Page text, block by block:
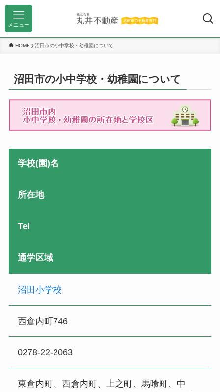
メニュー
HOME 沼田市の小中学校・幼稚園について
沼田市の小中学校・幼稚園について
学校(園)名
所在地
Tel
通学区域
沼田小学校
西倉内町746
0278-22-2063
東倉内町、西倉内町、上之町、馬喰町、中